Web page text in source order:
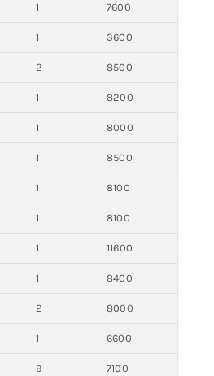
1 7600
1 3600
2 8500
1 8200
1 8000
1 8500
1 8100
1 8100
1 11600
1 8400
2 8000
1 6600
9 7100